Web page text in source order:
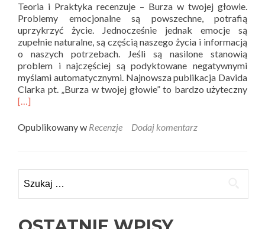
Teoria i Praktyka recenzuje – Burza w twojej głowie.
Problemy emocjonalne są powszechne, potrafią
uprzykrzyć życie. Jednocześnie jednak emocje są
zupełnie naturalne, są częścią naszego życia i informacją
o naszych potrzebach. Jeśli są nasilone stanowią
problem i najczęściej są podyktowane negatywnymi
myślami automatycznymi. Najnowsza publikacja Davida
Clarka pt. „Burza w twojej głowie” to bardzo użyteczny
–
[…]
Opublikowany w Recenzje Dodaj komentarz